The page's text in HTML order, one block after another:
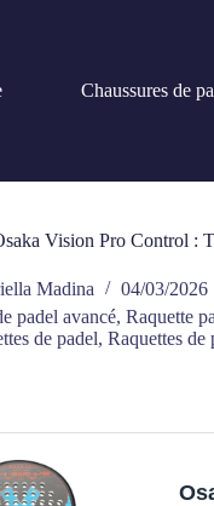
Chaussures de
Vision Pro Control :
Madina
04/03/2026
padel avancé,Raquette
de padel,Raquettes de